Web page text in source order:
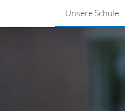
Unsere Schule